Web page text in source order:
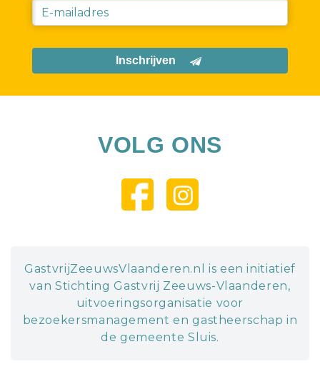
Inschrijven
VOLG ONS
GastvrijZeeuwsVlaanderen.nl is een initiatief
van Stichting Gastvrij Zeeuws-Vlaanderen,
uitvoeringsorganisatie voor
bezoekersmanagement en gastheerschap in
de gemeente Sluis.